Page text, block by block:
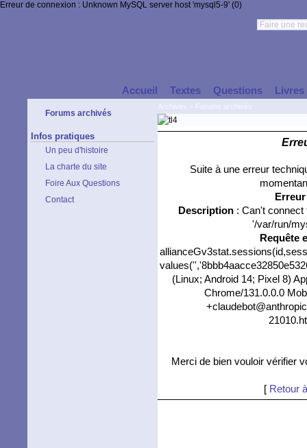
Erreur de connexion : Unknown MySQL server host 'mysql5-9' (0)
Accueil Textes Questions Livres
Forums archivés
Infos pratiques
Un peu d'histoire
La charte du site
Foire Aux Questions
Contact
Suite à une erreur
Description: Can't connect
'/var/run/
Requête
(Linux; Android 14; Pixel 8)
Chrome/131.0.0.0
Merci de bien vouloir vérifier
[ Retour